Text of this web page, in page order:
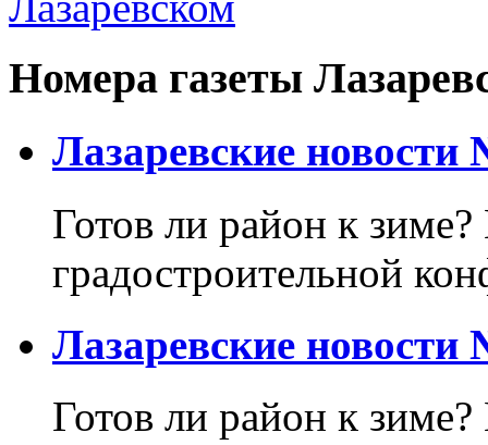
Номера газеты
Лазаревские новости
Готов ли район к зиме?
градостроительной
Лазаревские новости
Готов ли район к